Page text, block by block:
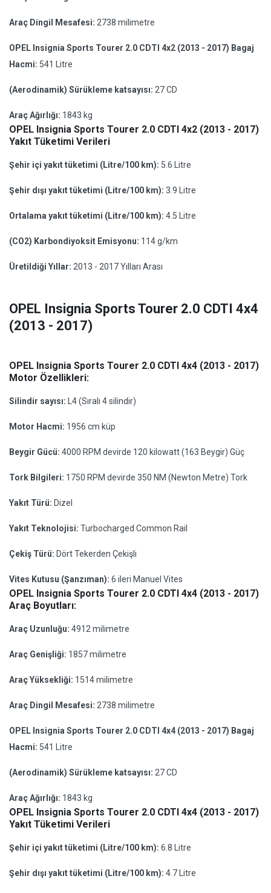
Araç Dingil Mesafesi: 2738 milimetre
OPEL Insignia Sports Tourer 2.0 CDTI 4x2 (2013 - 2017) Bagaj
Hacmi: 541 Litre
(Aerodinamik) Sürükleme katsayısı: 27 CD
Araç Ağırlığı: 1843 kg
OPEL Insignia Sports Tourer 2.0 CDTI 4x2 (2013 - 2017)
Yakıt Tüketimi Verileri
Şehir içi yakıt tüketimi (Litre/100 km): 5.6 Litre
Şehir dışı yakıt tüketimi (Litre/100 km): 3.9 Litre
Ortalama yakıt tüketimi (Litre/100 km): 4.5 Litre
(CO2) Karbondiyoksit Emisyonu: 114 g/km
Üretildiği Yıllar: 2013 - 2017 Yılları Arası
OPEL Insignia Sports Tourer 2.0 CDTI 4x4
(2013 - 2017)
OPEL Insignia Sports Tourer 2.0 CDTI 4x4 (2013 - 2017)
Motor Özellikleri:
Silindir sayısı: L4 (Sıralı 4 silindir)
Motor Hacmi: 1956 cm küp
Beygir Gücü: 4000 RPM devirde 120 kilowatt (163 Beygir) Güç
Tork Bilgileri: 1750 RPM devirde 350 NM (Newton Metre) Tork
Yakıt Türü: Dizel
Yakıt Teknolojisi: Turbocharged Common Rail
Çekiş Türü: Dört Tekerden Çekişli
Vites Kutusu (Şanzıman): 6 ileri Manuel Vites
OPEL Insignia Sports Tourer 2.0 CDTI 4x4 (2013 - 2017)
Araç Boyutları:
Araç Uzunluğu: 4912 milimetre
Araç Genişliği: 1857 milimetre
Araç Yüksekliği: 1514 milimetre
Araç Dingil Mesafesi: 2738 milimetre
OPEL Insignia Sports Tourer 2.0 CDTI 4x4 (2013 - 2017) Bagaj
Hacmi: 541 Litre
(Aerodinamik) Sürükleme katsayısı: 27 CD
Araç Ağırlığı: 1843 kg
OPEL Insignia Sports Tourer 2.0 CDTI 4x4 (2013 - 2017)
Yakıt Tüketimi Verileri
Şehir içi yakıt tüketimi (Litre/100 km): 6.8 Litre
Şehir dışı yakıt tüketimi (Litre/100 km): 4.7 Litre